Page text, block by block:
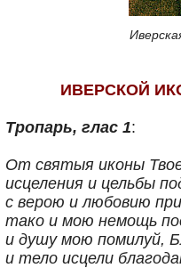
ИВЕРСКОЙ
Тропарь, глас 1:
От святыя иконы
исцеления и цельбы
с верою и любовию
тако и мою немощь
и душу мою помилуй,
и тело исцели